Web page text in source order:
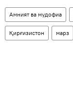
Амният ва мудофиа
Қирғизистон марз